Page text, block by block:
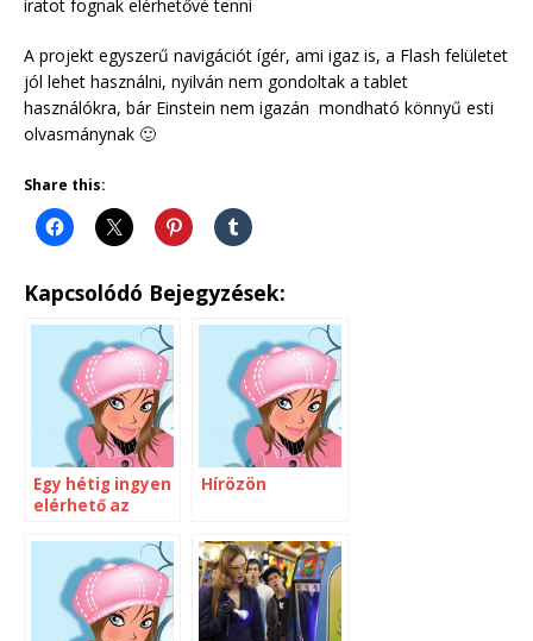
iratot fognak elérhetővé tenni
A projekt egyszerű navigációt ígér, ami igaz is, a Flash felületet
jól lehet használni, nyilván nem gondoltak a tablet
használókra, bár Einstein nem igazán mondható könnyű esti
olvasmánynak 🙂
Share this:
Kapcsolódó Bejegyzések:
Egy hétig ingyen
elérhető az
Britannica
Hírözön